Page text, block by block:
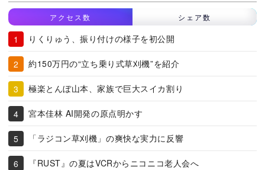
アクセス数 シェア数
りくりゅう、振り付けの様子を初公開
約150万円の“立ち乗り式草刈機”を紹介
極楽とんぼ山本、家族で巨大スイカ割り
宮本佳林 AI開発の原点明かす
「ラジコン草刈機」の爽快な実力に反響
『RUST』の夏はVCRからニコニコ老人会へ